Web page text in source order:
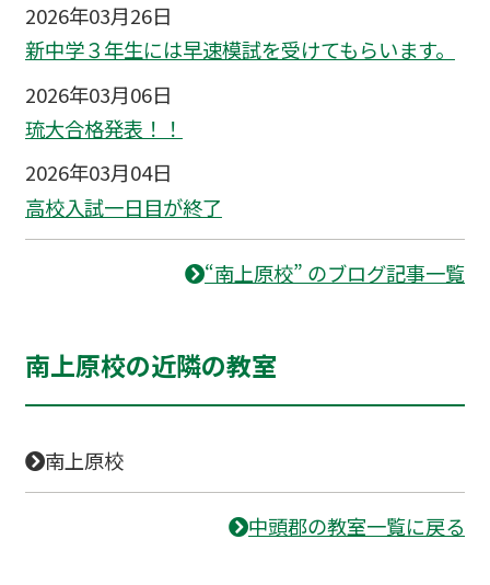
2026年03月26日
新中学３年生には早速模試を受けてもらいます。
2026年03月06日
琉大合格発表！！
2026年03月04日
高校入試一日目が終了
“南上原校” のブログ記事一覧
南上原校の近隣の教室
南上原校
中頭郡の教室一覧に戻る